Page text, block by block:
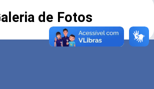
de Fotos